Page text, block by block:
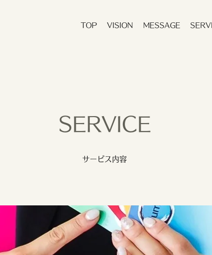
TOP VISION MESSAGE
SERVICE
サービス内容